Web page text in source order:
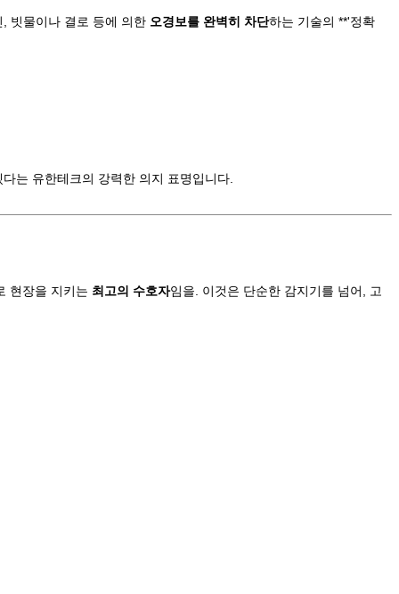
빗물이나 결로 등에 의한 오경보를 완벽히 차단하는 기술의 **'정확
는 유한테크의 강력한 의지 표명입니다.
현장을 지키는 최고의 수호자임을. 이것은 단순한 감지기를 넘어, 고